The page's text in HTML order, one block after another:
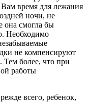
Вам время для лежания
ночи, не
она смогла бы
Необходимо
не компенсируют
Тем более, что при
работы
всего, ребенок,